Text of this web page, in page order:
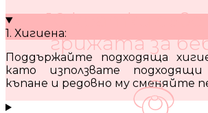
10 кратки
грижата за
1. Хигиена:
Поддържайте подходяща
като използвате
къпане и редовно му сменяйте